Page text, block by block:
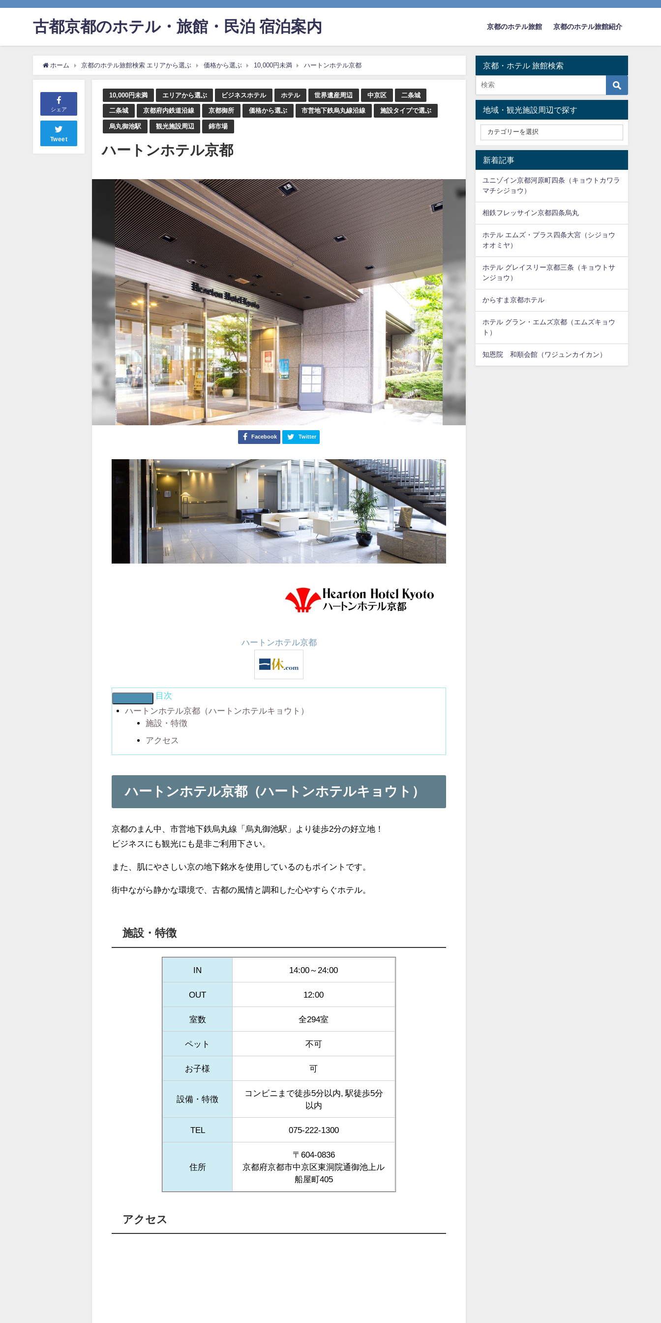
古都京都のホテル・旅館・民泊 宿泊案内 京都のホテル旅館 京都のホテル旅館紹介
ホーム 京都のホテル旅館検索 エリアから選ぶ 価格から選ぶ 10,000円未満 ハートンホテル京都
シェア
Tweet
10,000円未満 エリアから選ぶ ビジネスホテル ホテル 世界遺産周辺 中京区 二条城
二条城 京都府内鉄道沿線 京都御所 価格から選ぶ 市営地下鉄烏丸線沿線 施設タイプで選ぶ
烏丸御池駅 観光施設周辺 錦市場
ハートンホテル京都
Facebook Twitter
ハートンホテル京都
目次
ハートンホテル京都（ハートンホテルキョウト）
施設・特徴
アクセス
ハートンホテル京都（ハートンホテルキョウト）
京都のまん中、市営地下鉄烏丸線「烏丸御池駅」より徒歩2分の好立地！
ビジネスにも観光にも是非ご利用下さい。
また、肌にやさしい京の地下銘水を使用しているのもポイントです。
街中ながら静かな環境で、古都の風情と調和した心やすらぐホテル。
施設・特徴
IN 14:00～24:00
OUT 12:00
室数 全294室
ペット 不可
お子様 可
設備・特徴
コンビニまで徒歩5分以内, 駅徒歩5分
以内
TEL 075-222-1300
住所
〒604-0836
京都府京都市中京区東洞院通御池上ル
船屋町405
アクセス
京都・ホテル 旅館検索
地域・観光施設周辺で探す
新着記事
ユニゾイン京都河原町四条（キョウトカワラ
マチシジョウ）
相鉄フレッサイン京都四条烏丸
ホテル エムズ・プラス四条大宮（シジョウ
オオミヤ）
ホテル グレイスリー京都三条（キョウトサ
ンジョウ）
からすま京都ホテル
ホテル グラン・エムズ京都（エムズキョウ
ト）
知恩院 和順会館（ワジュンカイカン）